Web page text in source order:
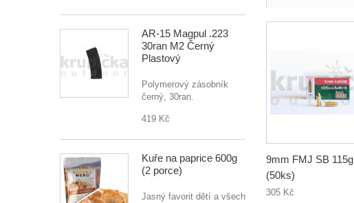
AR-15 Magpul .223
30ran M2 Černý
Plastový
Polymerový zásobník
černý, 30ran.
419 Kč
Kuře na paprice 600g
(2 porce)
Jasný favorit dětí a všech
9mm FMJ SB
(50ks)
305 Kč